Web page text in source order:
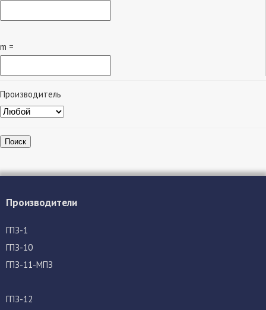
m =
Производитель
Поиск
Производители
ГПЗ-1
ГПЗ-10
ГПЗ-11-МПЗ
ГПЗ-12